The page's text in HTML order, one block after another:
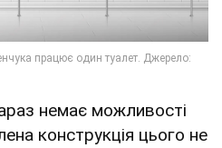
немає можливості
конструкція цього не